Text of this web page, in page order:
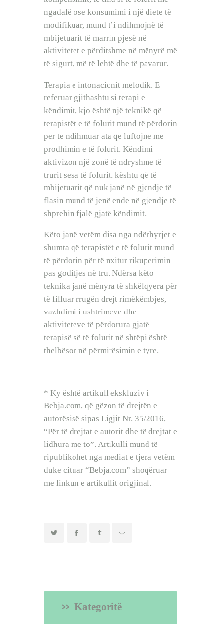
ngadalë ose konsumimi i një diete të
modifikuar, mund t’i ndihmojnë të
mbijetuarit të marrin pjesë në
aktivitetet e përditshme në mënyrë më
të sigurt, më të lehtë dhe të pavarur.
Terapia e intonacionit melodik. E
referuar gjithashtu si terapi e
këndimit, kjo është një teknikë që
terapistët e të folurit mund të përdorin
për të ndihmuar ata që luftojnë me
prodhimin e të folurit. Këndimi
aktivizon një zonë të ndryshme të
trurit sesa të folurit, kështu që të
mbijetuarit që nuk janë në gjendje të
flasin mund të jenë ende në gjendje të
shprehin fjalë gjatë këndimit.
Këto janë vetëm disa nga ndërhyrjet e
shumta që terapistët e të folurit mund
të përdorin për të nxitur rikuperimin
pas goditjes në tru. Ndërsa këto
teknika janë mënyra të shkëlqyera për
të filluar rrugën drejt rimëkëmbjes,
vazhdimi i ushtrimeve dhe
aktiviteteve të përdorura gjatë
terapisë së të folurit në shtëpi është
thelbësor në përmirësimin e tyre.
* Ky është artikull ekskluziv i
Bebja.com, që gëzon të drejtën e
autorësisë sipas Ligjit Nr. 35/2016,
“Për të drejtat e autorit dhe të drejtat e
lidhura me to”. Artikulli mund të
ripublikohet nga mediat e tjera vetëm
duke cituar “Bebja.com” shoqëruar
me linkun e artikullit origjinal.
Kategoritë